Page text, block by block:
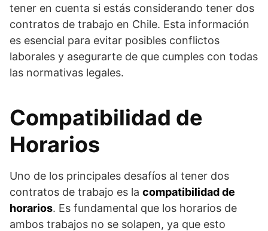
tener en cuenta si estás considerando tener dos
contratos de trabajo en Chile. Esta información
es esencial para evitar posibles conflictos
laborales y asegurarte de que cumples con todas
las normativas legales.
Compatibilidad de
Horarios
Uno de los principales desafíos al tener dos
contratos de trabajo es la compatibilidad de
horarios. Es fundamental que los horarios de
ambos trabajos no se solapen, ya que esto